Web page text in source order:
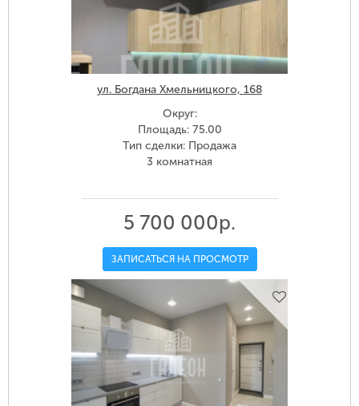
ул. Богдана Хмельницкого, 168
Округ:
Площадь: 75.00
Тип сделки: Продажа
3 комнатная
5 700 000р.
ЗАПИСАТЬСЯ НА ПРОСМОТР